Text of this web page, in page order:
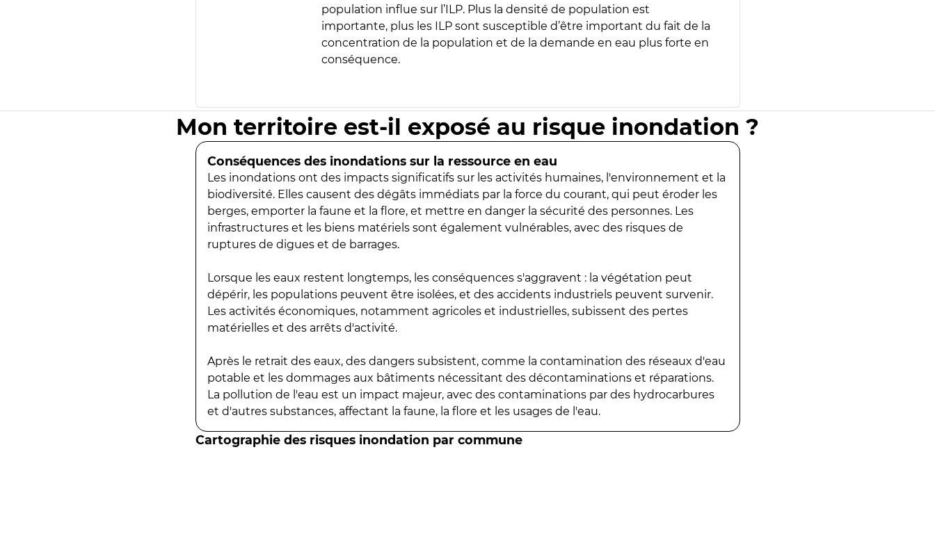
population influe sur l’ILP. Plus la densité de population est
importante, plus les ILP sont susceptible d’être important du fait de la
concentration de la population et de la demande en eau plus forte en
conséquence.
Mon territoire est-il exposé au risque inondation ?
Conséquences des inondations sur la ressource en eau
Les inondations ont des impacts significatifs sur les activités humaines, l'environnement et la
biodiversité. Elles causent des dégâts immédiats par la force du courant, qui peut éroder les
berges, emporter la faune et la flore, et mettre en danger la sécurité des personnes. Les
infrastructures et les biens matériels sont également vulnérables, avec des risques de
ruptures de digues et de barrages.
Lorsque les eaux restent longtemps, les conséquences s'aggravent : la végétation peut
dépérir, les populations peuvent être isolées, et des accidents industriels peuvent survenir.
Les activités économiques, notamment agricoles et industrielles, subissent des pertes
matérielles et des arrêts d'activité.
Après le retrait des eaux, des dangers subsistent, comme la contamination des réseaux d'eau
potable et les dommages aux bâtiments nécessitant des décontaminations et réparations.
La pollution de l'eau est un impact majeur, avec des contaminations par des hydrocarbures
et d'autres substances, affectant la faune, la flore et les usages de l'eau.
Cartographie des risques inondation par commune